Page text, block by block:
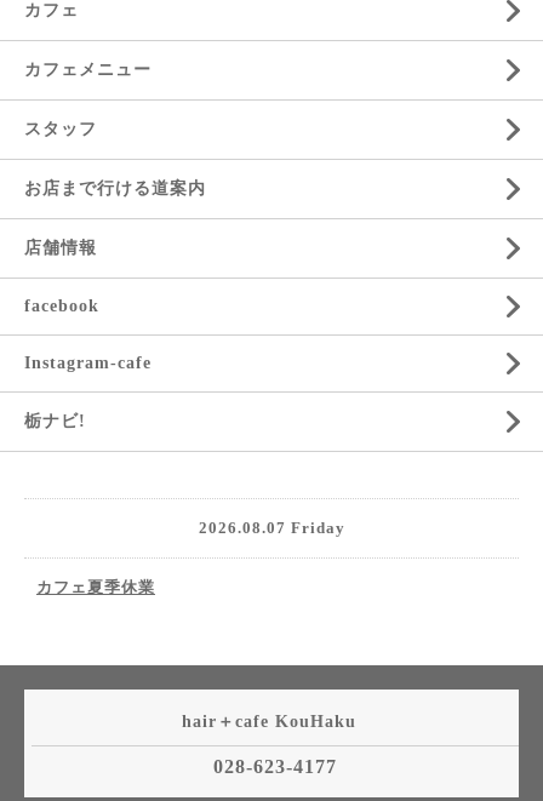
カフェ
カフェメニュー
スタッフ
お店まで行ける道案内
店舗情報
facebook
Instagram-cafe
栃ナビ!
2026.08.07 Friday
カフェ夏季休業
hair＋cafe KouHaku
028-623-4177